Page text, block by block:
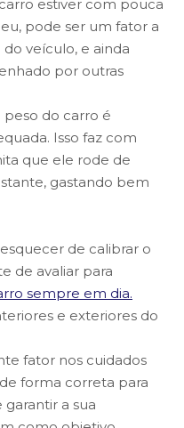
estiver com pouca
pode ser um fator a
veículo, e ainda
por outras
do carro é
Isso faz com
que ele rode de
gastando bem
de calibrar o
de avaliar para
sempre em dia.
e exteriores do
fator nos cuidados
forma correta para
garantir a sua